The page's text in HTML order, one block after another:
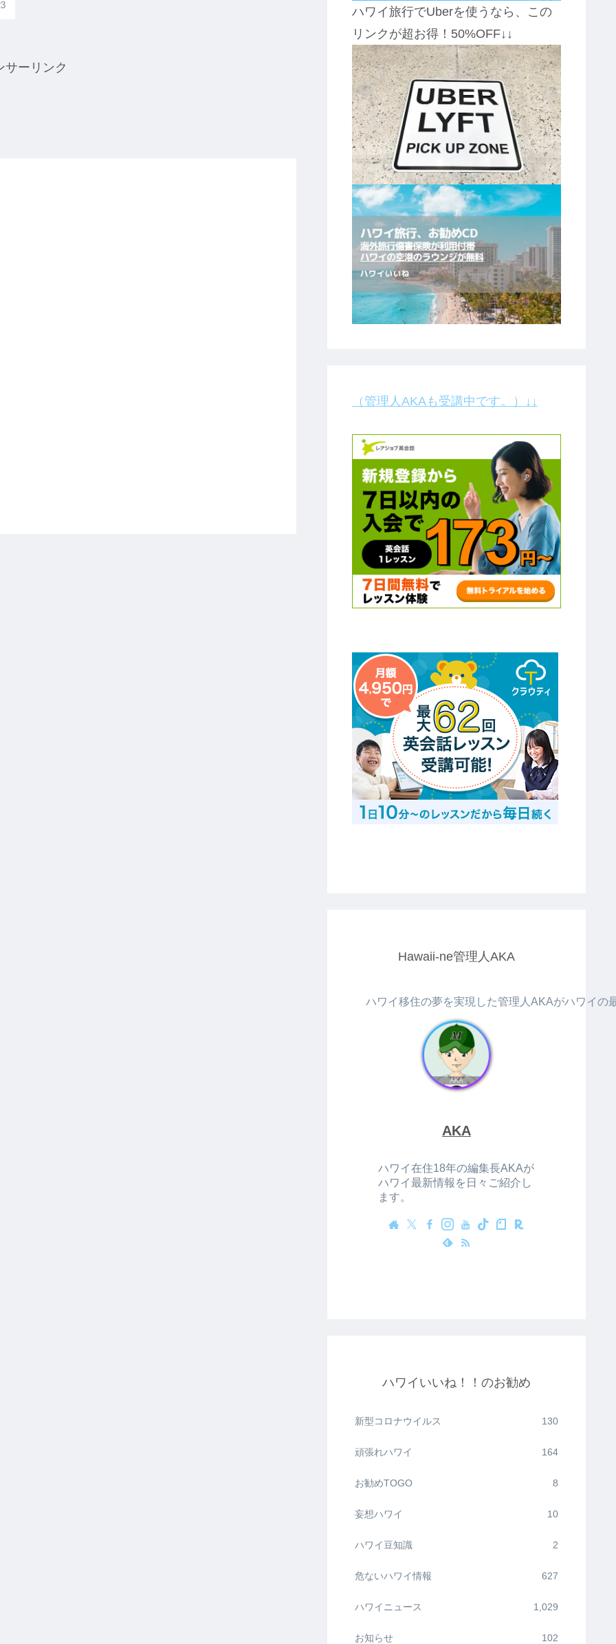
サーリンク
ハワイ旅行でUberを使うなら、この
リンクが超お得！50%OFF↓↓
（管理人AKAも受講中です。）↓↓
Hawaii-ne管理人AKA
ハワイ移住の夢を実現した管理人AKAがハワイの
AKA
ハワイ在住18年の編集長AKAが
ハワイ最新情報を日々ご紹介し
ます。
ハワイいいね！！のお勧め
新型コロナウイルス 130
頑張れハワイ 164
お勧めTOGO 8
妄想ハワイ 10
ハワイ豆知識 2
危ないハワイ情報 627
ハワイニュース 1,029
お知らせ 102